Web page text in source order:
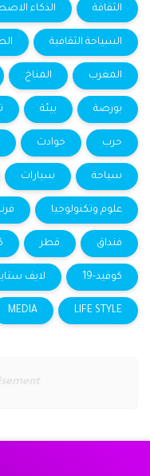
الثقافة الذكاء
السياحة الثقافية
المغرب المناخ
بورصة بيئة
حرب حوادث
سياحة سيارات
علوم وتكنولوجيا
فنداق قطر
كوفيد-19 لايف
LIFE STYLE
MEDIA